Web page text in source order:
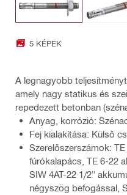
5 KÉPEK
A legnagyobb
amely nagy statikus és
repedezett betonban
Anyag, korrózió:
Fej kialakítása: Külső
Szerelőszerszámok:
fúrókalapács, TE 6-22
SIW 4AT-22 1/2"
négyszög befogással,